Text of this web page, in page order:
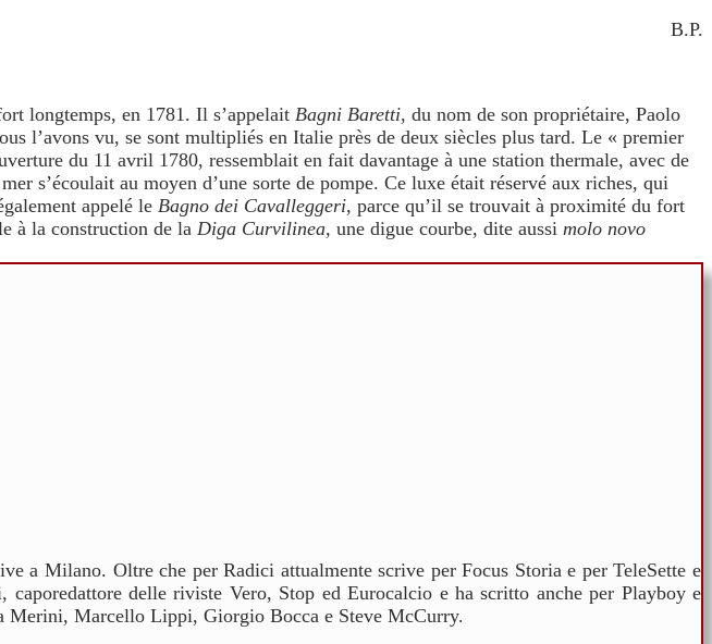
B.P.
longtemps, en 1781. Il s’appelait Bagni Baretti, du nom de son propriétaire, Paolo
l’avons vu, se sont multipliés en Italie près de deux siècles plus tard. Le « premier
du 11 avril 1780, ressemblait en fait davantage à une station thermale, avec de
s’écoulait au moyen d’une sorte de pompe. Ce luxe était réservé aux riches, qui
appelé le Bagno dei Cavalleggeri, parce qu’il se trouvait à proximité du fort
à la construction de la Diga Curvilinea, une digue courbe, dite aussi molo novo
a Milano. Oltre che per Radici attualmente scrive per Focus Storia e per TeleSette e
delle riviste Vero, Stop ed Eurocalcio e ha scritto anche per Playboy e
Merini, Marcello Lippi, Giorgio Bocca e Steve McCurry.